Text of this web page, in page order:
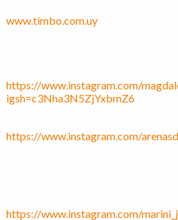
www.timbo.com.uy
https://www.instagram.com/
igsh=c3Nha3N5ZjYxbmZ6
https://www.instagram.com/
https://www.instagram.com/